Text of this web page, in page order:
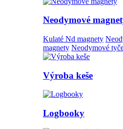
Neodymové
Kulaté Nd magnety
magnety Neodymové
Výroba keše
Logbooky